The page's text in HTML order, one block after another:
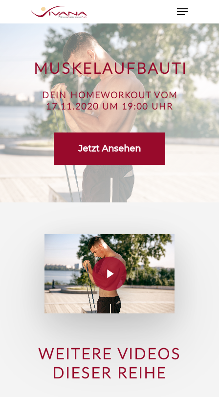
DEIN HOMEWORKOUT VOM
17.11.2020 UM 19:00 UHR
Jetzt Ansehen
WEITERE VIDEOS
DIESER REIHE